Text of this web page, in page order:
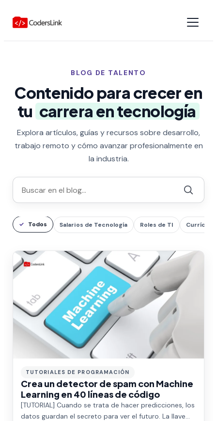
BLOG DE TALENTO
Contenido para crecer en
tu carrera en tecnología
Explora artículos, guías y recursos sobre desarrollo,
trabajo remoto y cómo avanzar profesionalmente en
la industria.
Todos Salarios de Tecnología Roles de TI
TUTORIALES DE PROGRAMACIÓN
Crea un detector de spam con Machine
Learning en 40 líneas de código
[TUTORIAL] Cuando se trata de hacer predicciones, los
datos guardan el secreto para ver el futuro. La llave